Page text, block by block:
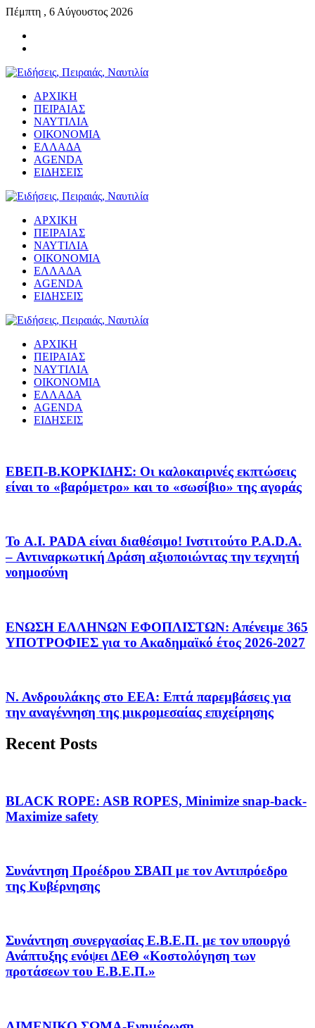
Πέμπτη , 6 Αύγουστος 2026
ΑΡΧΙΚΗ
ΠΕΙΡΑΙΑΣ
ΝΑΥΤΙΛΙΑ
ΟΙΚΟΝΟΜΙΑ
ΕΛΛΑΔΑ
AGENDA
ΕΙΔΗΣΕΙΣ
ΑΡΧΙΚΗ
ΠΕΙΡΑΙΑΣ
ΝΑΥΤΙΛΙΑ
ΟΙΚΟΝΟΜΙΑ
ΕΛΛΑΔΑ
AGENDA
ΕΙΔΗΣΕΙΣ
ΑΡΧΙΚΗ
ΠΕΙΡΑΙΑΣ
ΝΑΥΤΙΛΙΑ
ΟΙΚΟΝΟΜΙΑ
ΕΛΛΑΔΑ
AGENDA
ΕΙΔΗΣΕΙΣ
EΒΕΠ-Β.ΚΟΡΚΙΔΗΣ: Οι καλοκαιρινές εκπτώσεις
είναι το «βαρόμετρο» και το «σωσίβιο» της αγοράς
Το A.I. PADA είναι διαθέσιμο! Ινστιτούτο P.A.D.A.
– Αντιναρκωτική Δράση αξιοποιώντας την τεχνητή
νοημοσύνη
ΕΝΩΣΗ ΕΛΛΗΝΩΝ ΕΦΟΠΛΙΣΤΩΝ: Απένειμε 365
ΥΠΟΤΡΟΦΙΕΣ για το Ακαδημαϊκό έτος 2026-2027
Ν. Ανδρουλάκης στο ΕΕΑ: Επτά παρεμβάσεις για
την αναγέννηση της μικρομεσαίας επιχείρησης
Recent Posts
BLACK ROPE: ASB ROPES, Minimize snap-back-
Maximize safety
Συνάντηση Προέδρου ΣΒΑΠ με τον Αντιπρόεδρο
της Κυβέρνησης
Συνάντηση συνεργασίας Ε.Β.Ε.Π. με τον υπουργό
Ανάπτυξης ενόψει ΔΕΘ «Κοστολόγηση των
προτάσεων του Ε.Β.Ε.Π.»